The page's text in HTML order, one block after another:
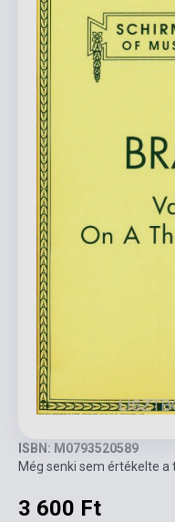
ISBN: M0793520589
Még senki sem értékelte a
3 600 Ft